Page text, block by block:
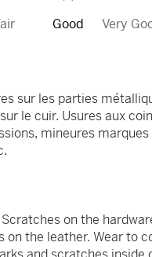
Good Very
sur les parties
le cuir. Usures aux
mineures
on the
on the leather. Wear to